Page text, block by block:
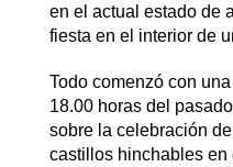
en el actual estado de
fiesta en el interior de
Todo comenzó con
18.00 horas del
sobre la celebración
castillos hinchables en